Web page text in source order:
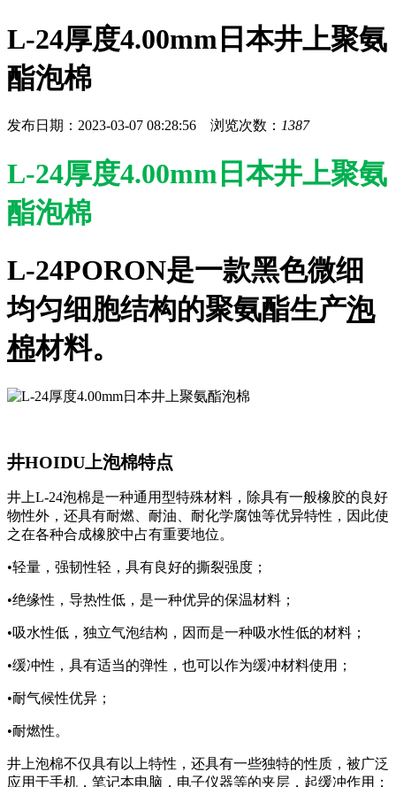
L-24厚度4.00mm日本井上聚氨
酯泡棉
发布日期：2023-03-07 08:28:56 浏览次数： 1387
L-24厚度4.00mm日本井上聚氨
酯泡棉
L-24PORON是一款黑色微细
均匀细胞结构的聚氨酯生产泡
棉材料。
井HOIDU上泡棉特点
井上L-24泡棉是一种通用型特殊材料，除具有一般橡胶的良好
物性外，还具有耐燃、耐油、耐化学腐蚀等优异特性，因此使
之在各种合成橡胶中占有重要地位。
•轻量，强韧性轻，具有良好的撕裂强度；
•绝缘性，导热性低，是一种优异的保温材料；
•吸水性低，独立气泡结构，因而是一种吸水性低的材料；
•缓冲性，具有适当的弹性，也可以作为缓冲材料使用；
•耐气候性优异；
•耐燃性。
井上泡棉不仅具有以上特性，还具有一些独特的性质，被广泛
应用于手机，笔记本电脑，电子仪器等的夹层，起缓冲作用；